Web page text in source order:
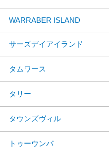
WARRABER ISLAND
サーズデイアイランド
タムワース
タリー
タウンズヴィル
トゥーウンバ